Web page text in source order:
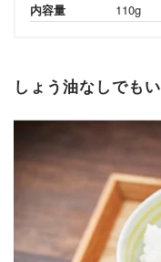
内容量 110g
しょう油なしでも